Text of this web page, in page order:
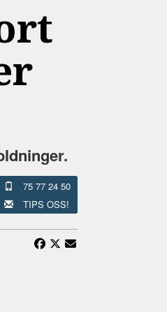
75 77 24 50
TIPS OSS!